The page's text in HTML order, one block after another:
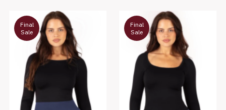
Final
Sale
Final
Sale